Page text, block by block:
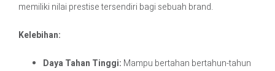
memiliki nilai prestise tersendiri bagi sebuah brand.
Kelebihan:
Daya Tahan Tinggi: Mampu bertahan bertahun-tahun